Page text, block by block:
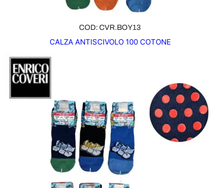
COD: CVR.BOY13
CALZA ANTISCIVOLO 100 COTONE